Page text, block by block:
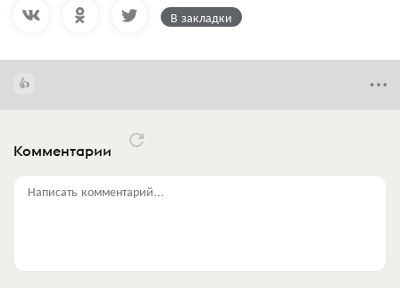
В закладки
Комментарии
Написать комментарий...